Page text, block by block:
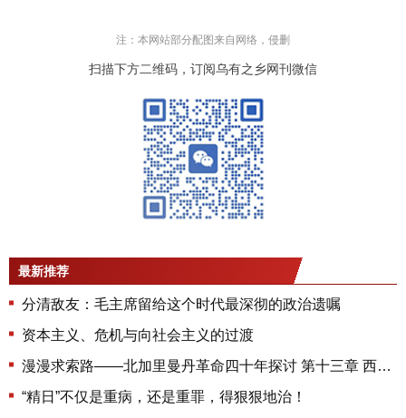
注：本网站部分配图来自网络，侵删
扫描下方二维码，订阅乌有之乡网刊微信
最新推荐
分清敌友：毛主席留给这个时代最深彻的政治遗嘱
资本主义、危机与向社会主义的过渡
漫漫求索路——北加里曼丹革命四十年探讨 第十三章 西部国内掀起武装斗争的高潮（中）
“精日”不仅是重病，还是重罪，得狠狠地治！